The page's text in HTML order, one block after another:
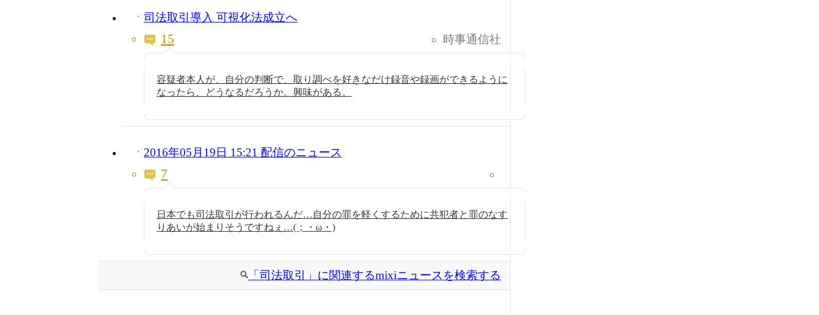
司法取引導入 可視化法成立へ
時事通信社
15
容疑者本人が、自分の判断で、取り調べを好きなだけ録音や録画ができるように
なったら、どうなるだろうか。興味がある。
2016年05月19日 15:21 配信のニュース
7
日本でも司法取引が行われるんだ…自分の罪を軽くするために共犯者と罪のなす
りあいが始まりそうですねぇ…(；・ω・)
「司法取引」に関連するmixiニュースを検索する